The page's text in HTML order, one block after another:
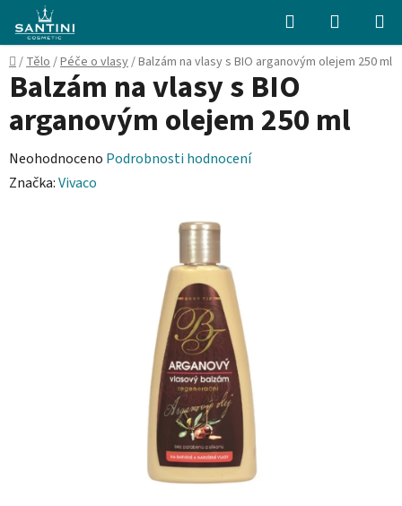
obsah
Hledat
KOŠÍK
Domů
/Tělo/Péče o vlasy/Balzám na vlasy s BIO arganovým olejem 250 ml
Balzám na vlasy s BIO
arganovým olejem 250 ml
Průměrné
hodnocení
Neohodnoceno Podrobnosti hodnocení
Značka:Vivaco